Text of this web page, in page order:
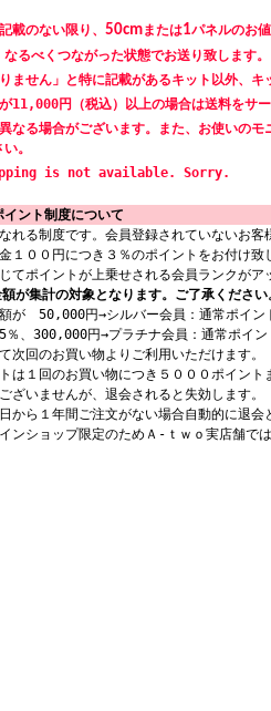
載のない限り、 50cmまたは1パネルのお値
るべくつながった状態でお送り致します。
ません」と特に記載があるキット以外、キ
11,000円（税込）以上の場合は送料をサー
なる場合がございます。また、お使いの
。
is not available. Sorry.
ント制度について
れる制度です。会員登録されていないお客
１００円につき３％のポイントをお付け致
てポイントが上乗せされる会員ランクがア
が集計の対象となります。ご了承ください
が 50,000円→シルバー会員：通常ポイン
％、300,000円→プラチナ会員：通常ポイン
次回のお買い物よりご利用いただけます。
は１回のお買い物につき５０００ポイント
ざいませんが、退会されると失効します。
ら１年間ご注文がない場合自動的に退会
ンショップ限定のためＡ-ｔｗｏ実店舗で